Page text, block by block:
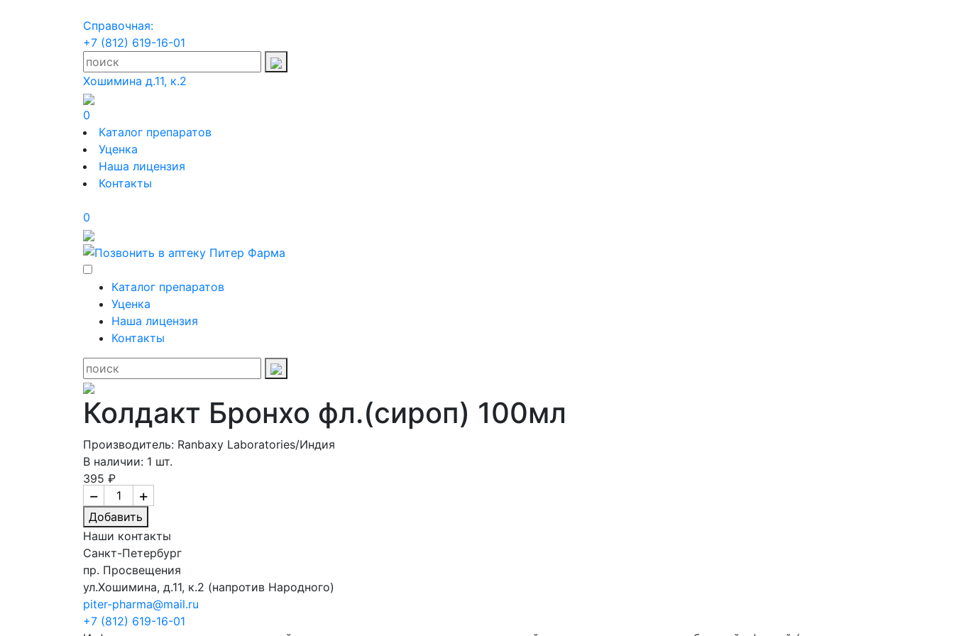
Справочная:
+7 (812) 619-16-01
Хошимина д.11, к.2
0
Каталог препаратов
Уценка
Наша лицензия
Контакты
0
Каталог препаратов
Уценка
Наша лицензия
Контакты
Колдакт Бронхо фл.(сироп) 100мл
Производитель: Ranbaxy Laboratories/Индия
В наличии: 1 шт.
395 ₽
+
−
Добавить
Наши контакты
Санкт-Петербург
пр. Просвещения
ул.Хошимина, д.11, к.2 (напротив Народного)
piter-pharma@mail.ru
+7 (812) 619-16-01